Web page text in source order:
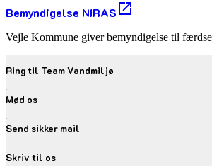
Bemyndigelse NIRAS
Vejle Kommune giver bemyndigelse til
Ring til Team Vandmiljø
Mød os
Send sikker mail
Skriv til os